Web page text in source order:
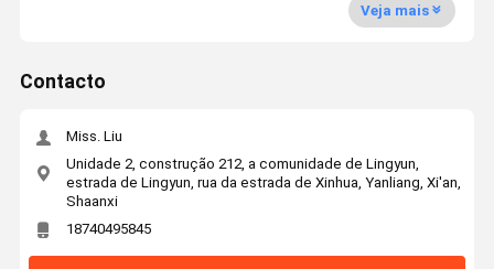
Veja mais
Contacto
Miss. Liu
Unidade 2, construção 212, a comunidade de Lingyun,
estrada de Lingyun, rua da estrada de Xinhua, Yanliang, Xi'an,
Shaanxi
18740495845